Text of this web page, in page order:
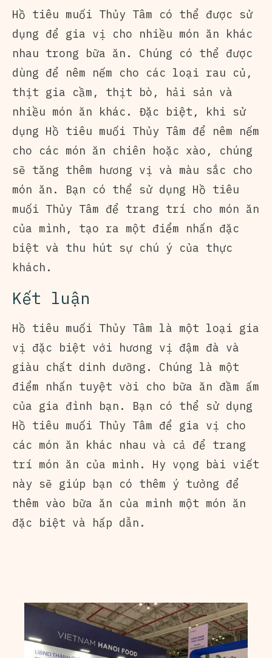
Hồ tiêu muối Thủy Tâm có thể được sử
dụng để gia vị cho nhiều món ăn khác
nhau trong bữa ăn. Chúng có thể được
dùng để nêm nếm cho các loại rau củ,
thịt gia cầm, thịt bò, hải sản và
nhiều món ăn khác. Đặc biệt, khi sử
dụng Hồ tiêu muối Thủy Tâm để nêm nếm
cho các món ăn chiên hoặc xào, chúng
sẽ tăng thêm hương vị và màu sắc cho
món ăn. Bạn có thể sử dụng Hồ tiêu
muối Thủy Tâm để trang trí cho món ăn
của mình, tạo ra một điểm nhấn đặc
biệt và thu hút sự chú ý của thực
khách.
Kết luận
Hồ tiêu muối Thủy Tâm là một loại gia
vị đặc biệt với hương vị đậm đà và
giàu chất dinh dưỡng. Chúng là một
điểm nhấn tuyệt vời cho bữa ăn đầm ấm
của gia đình bạn. Bạn có thể sử dụng
Hồ tiêu muối Thủy Tâm để gia vị cho
các món ăn khác nhau và cả để trang
trí món ăn của mình. Hy vọng bài viết
này sẽ giúp bạn có thêm ý tưởng để
thêm vào bữa ăn của mình một món ăn
đặc biệt và hấp dẫn.